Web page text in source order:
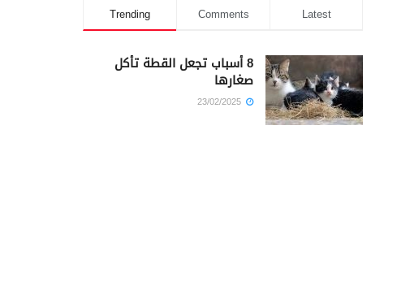
Trending Comments Latest
8 أسباب تجعل القطة تأكل
صغارها